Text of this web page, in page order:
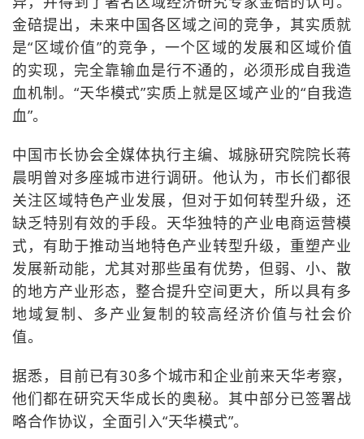
金碚提出，未来中国各区域之间的竞争，其实质就
是“区域价值”的竞争，一个区域的发展和区域价值
的实现，完全靠输血是行不通的，必须形成自我造
血机制。“天华模式”实质上就是区域产业的“自我造
血”。
中国市长协会全媒体执行主编、城脉研究院院长蒋
晨明曾对多座城市进行调研。他认为，市长们都很
关注区域特色产业发展，但对于如何转型升级，还
缺乏特别有效的手段。天华独特的产业电商运营模
式，有助于推动当地特色产业转型升级，重塑产业
发展新动能，尤其对那些虽有优势，但弱、小、散
的地方产业形态，整合提升空间更大，所以具有多
地域复制、多产业复制的较高经济价值与社会价
值。
据悉，目前已有30多个城市和企业前来天华考察，
他们都在研究天华成长的奥秘。其中部分已签署战
略合作协议，全面引入“天华模式”。